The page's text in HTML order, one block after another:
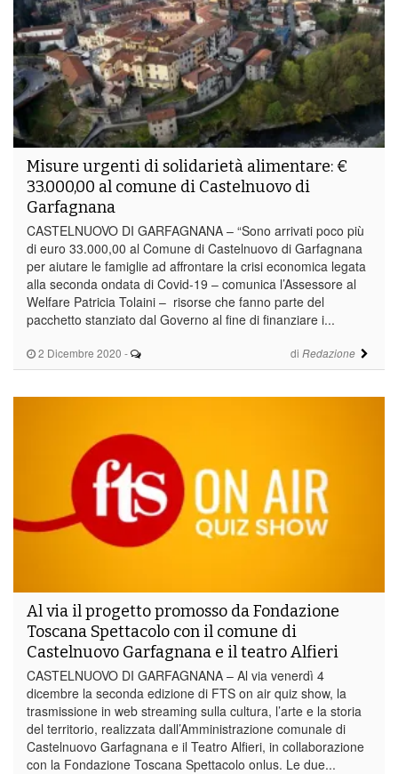
2 Dicembre 2020 - di Redazione
Misure urgenti di solidarietà alimentare: €
33.000,00 al comune di Castelnuovo di
Garfagnana
CASTELNUOVO DI GARFAGNANA – “Sono arrivati poco più
di euro 33.000,00 al Comune di Castelnuovo di Garfagnana
per aiutare le famiglie ad affrontare la crisi economica legata
alla seconda ondata di Covid-19 – comunica l’Assessore al
Welfare Patricia Tolaini – risorse che fanno parte del
pacchetto stanziato dal Governo al fine di finanziare i...
Al via il progetto promosso da Fondazione
Toscana Spettacolo con il comune di
Castelnuovo Garfagnana e il teatro Alfieri
CASTELNUOVO DI GARFAGNANA – Al via venerdì 4
dicembre la seconda edizione di FTS on air quiz show, la
trasmissione in web streaming sulla cultura, l’arte e la storia
del territorio, realizzata dall’Amministrazione comunale di
Castelnuovo Garfagnana e il Teatro Alfieri, in collaborazione
con la Fondazione Toscana Spettacolo onlus. Le due...